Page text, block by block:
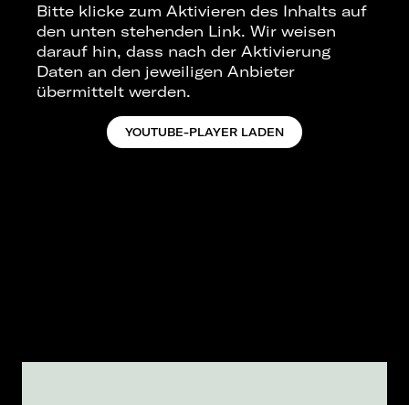
Bitte klicke zum Aktivieren des Inhalts auf
den unten stehenden Link. Wir weisen
darauf hin, dass nach der Aktivierung
Daten an den jeweiligen Anbieter
übermittelt werden.
YOUTUBE-PLAYER LADEN